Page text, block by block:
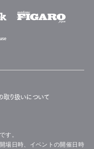
り扱いについて
す。
場日時、イベントの開催日時